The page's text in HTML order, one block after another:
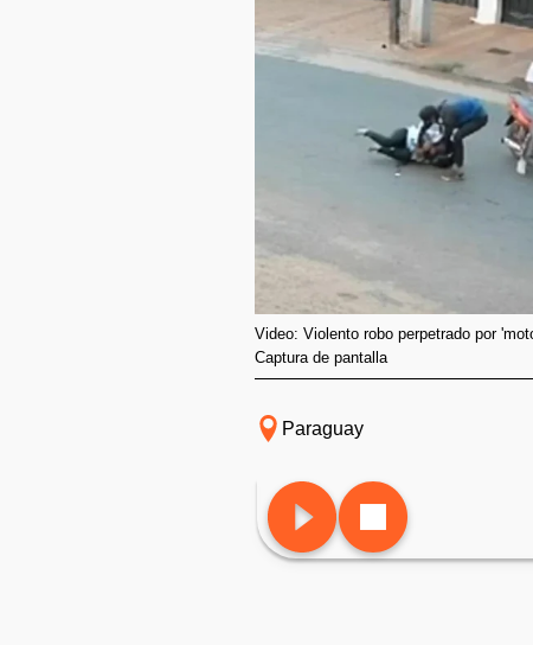
Video: Violento robo perpetrado por
Captura de pantalla
Paraguay